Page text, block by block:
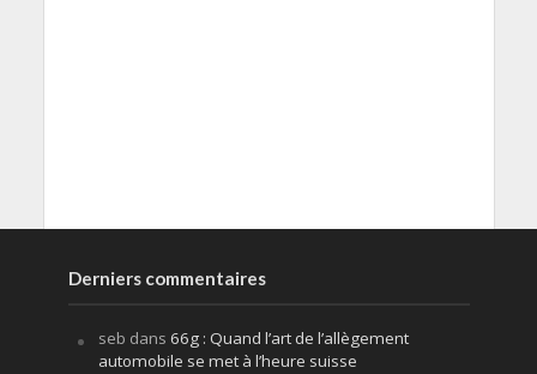
Derniers commentaires
seb dans 66g : Quand l’art de l’allègement
automobile se met à l’heure suisse